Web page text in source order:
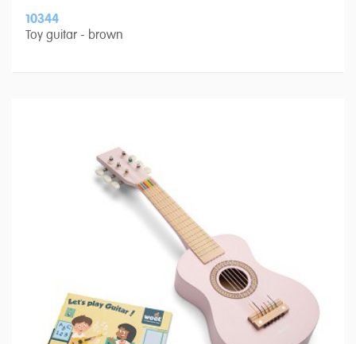
10344
Toy guitar - brown